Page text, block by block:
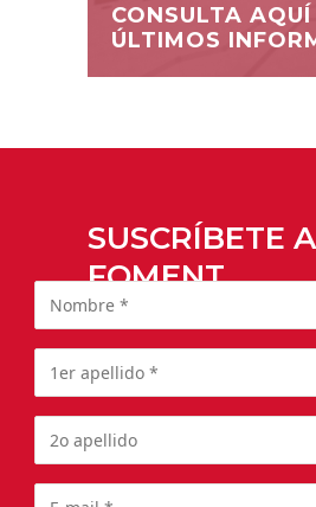
CONSULTA AQUÍ
ÚLTIMOS
SUSCRÍBETE A
FOMENT